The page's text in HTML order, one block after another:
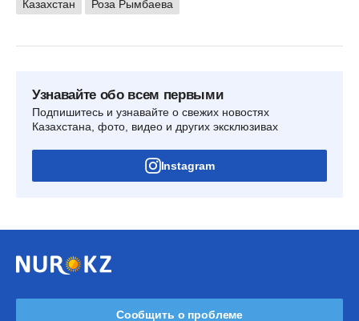
Казахстан Роза Рымбаева
Узнавайте обо всем первыми
Подпишитесь и узнавайте о свежих новостях
Казахстана, фото, видео и других эксклюзивах
Instagram
Сообщить о проблеме